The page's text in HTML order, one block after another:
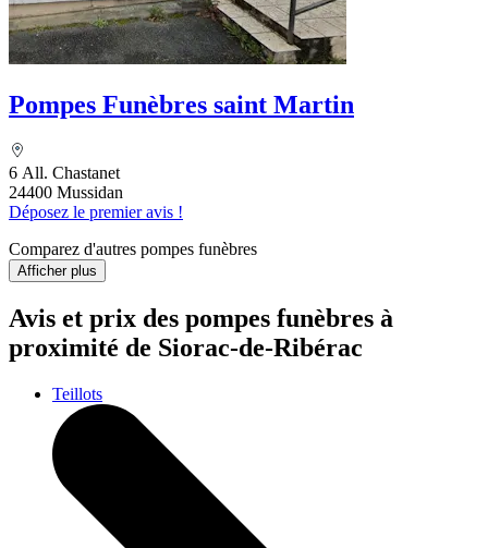
Pompes Funèbres saint Martin
6 All. Chastanet
24400 Mussidan
Déposez le premier avis !
Comparez d'autres pompes funèbres
Afficher plus
Avis et prix des pompes funèbres à
proximité de Siorac-de-Ribérac
Teillots